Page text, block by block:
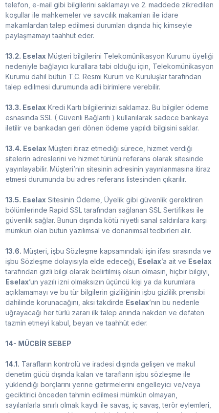
telefon, e-mail gibi bilgilerini saklamayı ve 2. maddede zikredilen
koşullar ile mahkemeler ve savcılık makamları ile idare
makamlardan talep edilmesi durumları dışında hiç kimseyle
paylaşmamayı taahhüt eder.
13.2. Eselax Müşteri bilgilerini Telekomünikasyon Kurumu üyeliği
nedeniyle bağlayıcı kurallara tabi olduğu için, Telekomünikasyon
Kurumu dahil bütün T.C. Resmi Kurum ve Kuruluşlar tarafından
talep edilmesi durumunda adli birimlere verebilir.
13.3. Eselax Kredi Kartı bilgilerinizi saklamaz. Bu bilgiler ödeme
esnasında SSL ( Güvenli Bağlantı ) kullanılarak sadece bankaya
iletilir ve bankadan geri dönen ödeme yapıldı bilgisini saklar.
13.4. Eselax Müşteri itiraz etmediği sürece, hizmet verdiği
sitelerin adreslerini ve hizmet türünü referans olarak sitesinde
yayınlayabilir. Müşteri’nin sitesinin adresinin yayınlanmasına itiraz
etmesi durumunda bu adres referans listesinden çıkarılır.
13.5. Eselax Sitesinin Ödeme, Üyelik gibi güvenlik gerektiren
bölümlerinde Rapid SSL tarafından sağlanan SSL Sertifikası ile
güvenlik sağlar. Bunun dışında kötü niyetli sanal saldırılara karşı
mümkün olan bütün yazılımsal ve donanımsal tedbirleri alır.
13.6. Müşteri, işbu Sözleşme kapsamındaki işin ifası sırasında ve
işbu Sözleşme dolayısıyla elde edeceği, Eselax’a ait ve Eselax
tarafından gizli bilgi olarak belirtilmiş olsun olmasın, hiçbir bilgiyi,
Eselax’un yazılı izni olmaksızın üçüncü kişi ya da kurumlara
açıklamamayı ve bu tür bilgilerin gizliliğinin işbu gizlilik prensibi
dahilinde korunacağını, aksi takdirde Eselax’nın bu nedenle
uğrayacağı her türlü zararı ilk talep anında nakden ve defaten
tazmin etmeyi kabul, beyan ve taahhüt eder.
14- MÜCBİR SEBEP
14.1. Tarafların kontrolü ve iradesi dışında gelişen ve makul
denetim gücü dışında kalan ve tarafların işbu sözleşme ile
yüklendiği borçlarını yerine getirmelerini engelleyici ve/veya
geciktirici önceden tahmin edilmesi mümkün olmayan,
sayılanlarla sınırlı olmak kaydı ile savaş, iç savaş, terör eylemleri,